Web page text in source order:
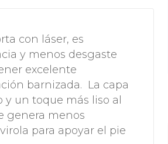
con láser, es
y menos desgaste
excelente
barnizada. La capa
un toque más liso al
genera menos
para apoyar el pie